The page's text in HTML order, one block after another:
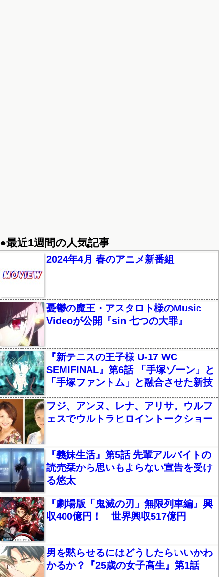
●最近1週間の人気記事
2024年4月 春のアニメ新番組
憂鬱の魔王・アスタロト様のMusic
Videoが公開『sin 七つの大罪』
『新テニスの王子様 U-17 WC
SEMIFINAL』第6話 「手塚ゾーン」と
「手塚ファントム」と融合させた新技
フジ、アンヌ、レナ、アリサ。ウルフ
ェスでウルトラヒロイントークショー
『義妹生活』第5話 先輩アルバイトの
読売栞から思いもよらない宣告を受け
る悠太
『劇場版「鬼滅の刃」無限列車編』興
収400億円！ 世界興収517億円
男を黙らせるにはどうしたらいいかわ
かるか？『25歳の女子高生』第1話